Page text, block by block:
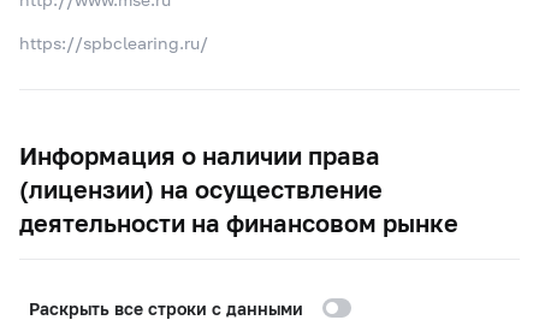
https://spbclearing.ru/
Информация о наличии права
(лицензии) на осуществление
деятельности на финансовом рынке
Раскрыть все строки с данными